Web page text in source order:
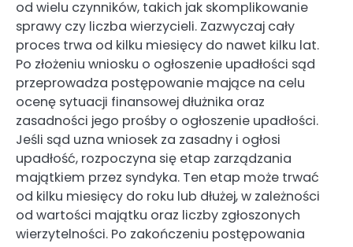
od wielu czynników, takich jak skomplikowanie
sprawy czy liczba wierzycieli. Zazwyczaj cały
proces trwa od kilku miesięcy do nawet kilku lat.
Po złożeniu wniosku o ogłoszenie upadłości sąd
przeprowadza postępowanie mające na celu
ocenę sytuacji finansowej dłużnika oraz
zasadności jego prośby o ogłoszenie upadłości.
Jeśli sąd uzna wniosek za zasadny i ogłosi
upadłość, rozpoczyna się etap zarządzania
majątkiem przez syndyka. Ten etap może trwać
od kilku miesięcy do roku lub dłużej, w zależności
od wartości majątku oraz liczby zgłoszonych
wierzytelności. Po zakończeniu postępowania